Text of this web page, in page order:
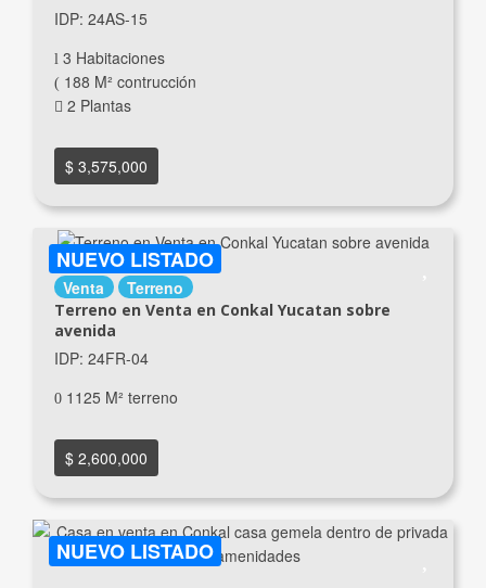
IDP: 24AS-15
3 Habitaciones
188 M² contrucción
2 Plantas
$ 3,575,000
NUEVO LISTADO
Venta Terreno
Terreno en Venta en Conkal Yucatan sobre
avenida
IDP: 24FR-04
1125 M² terreno
$ 2,600,000
NUEVO LISTADO